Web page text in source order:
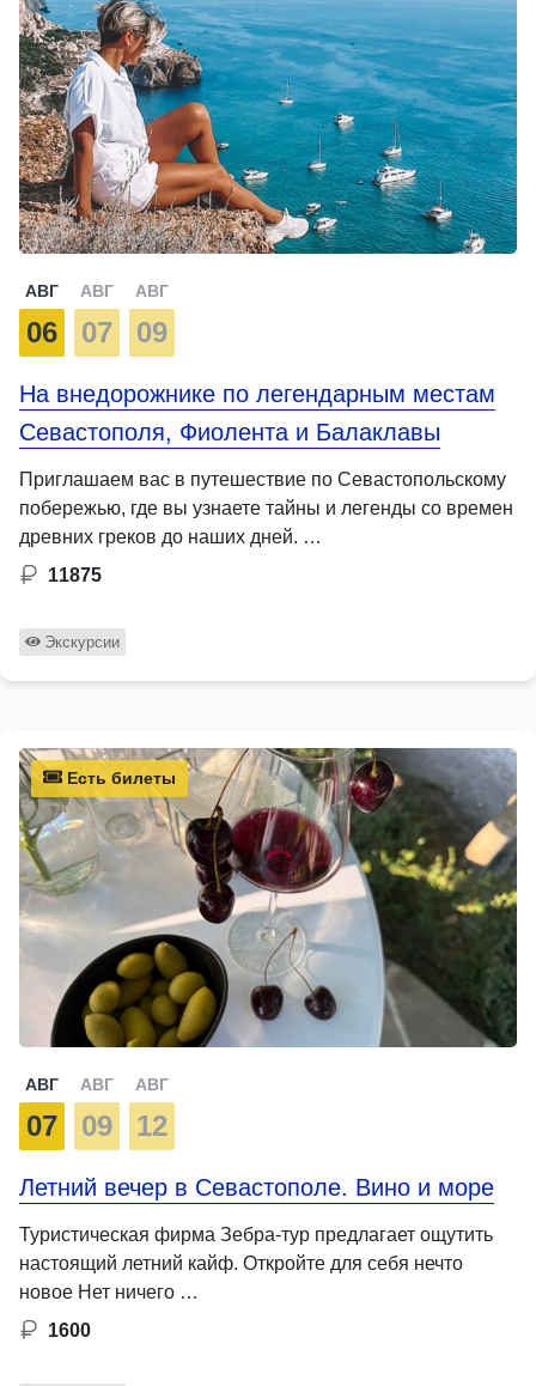
АВГ
06
АВГ
07
АВГ
09
На внедорожнике по легендарным местам
Севастополя, Фиолента и Балаклавы
Приглашаем вас в путешествие по Севастопольскому
побережью, где вы узнаете тайны и легенды со времен
древних греков до наших дней. …
11875
Экскурсии
Есть билеты
АВГ
07
АВГ
09
АВГ
12
Летний вечер в Севастополе. Вино и море
Туристическая фирма Зебра-тур предлагает ощутить
настоящий летний кайф. Откройте для себя нечто
новое Нет ничего …
1600